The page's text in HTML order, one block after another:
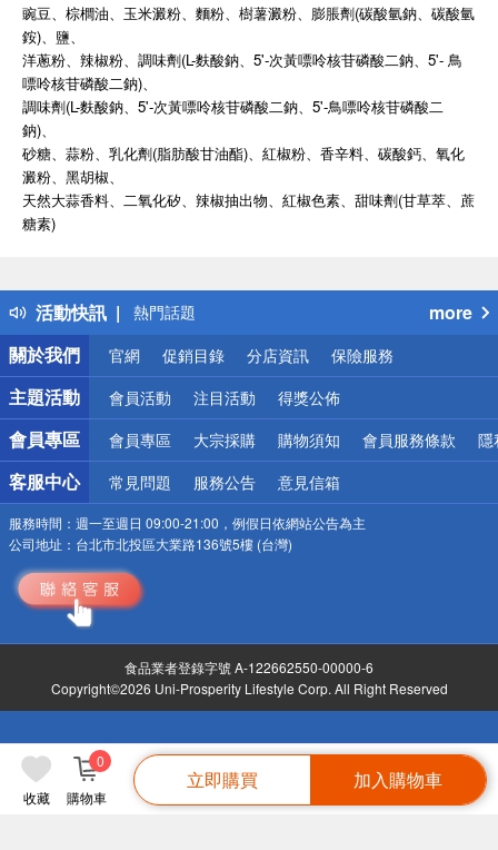
收藏 購物車
0
立即購買 加入購物車
豌豆、棕櫚油、玉米澱粉、麵粉、樹薯澱粉、膨脹劑(碳酸氫鈉、碳酸氫
銨)、鹽、
洋蔥粉、辣椒粉、調味劑(L-麩酸鈉、5'-次黃嘌呤核苷磷酸二鈉、5'- 鳥
嘌呤核苷磷酸二鈉)、
調味劑(L-麩酸鈉、5'-次黃嘌呤核苷磷酸二鈉、5'-鳥嘌呤核苷磷酸二
鈉)、
砂糖、蒜粉、乳化劑(脂肪酸甘油酯)、紅椒粉、香辛料、碳酸鈣、氧化
澱粉、黑胡椒、
天然大蒜香料、二氧化矽、辣椒抽出物、紅椒色素、甜味劑(甘草萃、蔗
糖素)
活動快訊
得獎公告
熱門話題
銀行優惠
偏遠地區配送
詐騙網頁！請小心！
more
關於我們
官網 促銷目錄 分店資訊 保險服務
主題活動 會員活動 注目活動 得獎公佈
會員專區 會員專區 大宗採購 購物須知 會員服務條款 隱
客服中心 常見問題 服務公告 意見信箱
服務時間： 週一至週日 09:00-21:00，例假日依網站公告為主
公司地址： 台北市北投區大業路136號5樓 (台灣)
食品業者登錄字號 A-122662550-00000-6
Copyright©2026 Uni-Prosperity Lifestyle Corp. All Right Reserved